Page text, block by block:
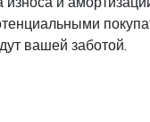
вашей заботой.